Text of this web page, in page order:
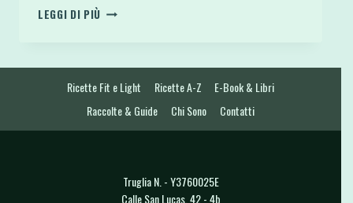
LEGGI DI PIÙ SOFFICINI
E
IMPANATI
Ricette Fit e Light Ricette A-Z
E-Book & Libri
Raccolte & Guide
Chi Sono Contatti
Truglia N. - Y3760025E
Calle San Lucas, 42 - 4b